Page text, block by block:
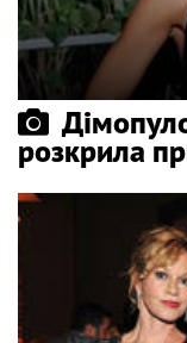
розкрила